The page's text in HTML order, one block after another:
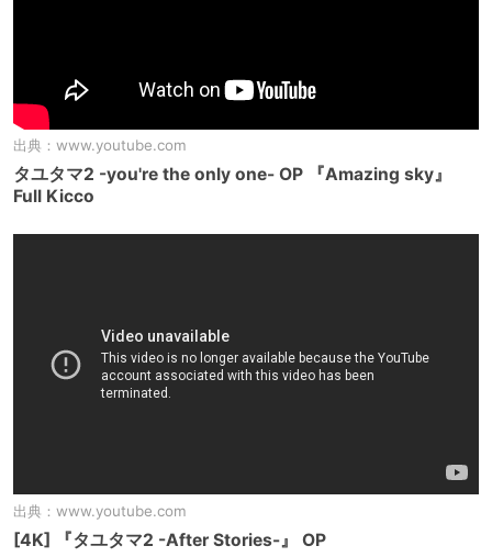
出典： www.youtube.com
タユタマ2 -you're the only one- OP 『Amazing sky』
Full Kicco
出典： www.youtube.com
[4K] 『タユタマ2 -After Stories-』 OP